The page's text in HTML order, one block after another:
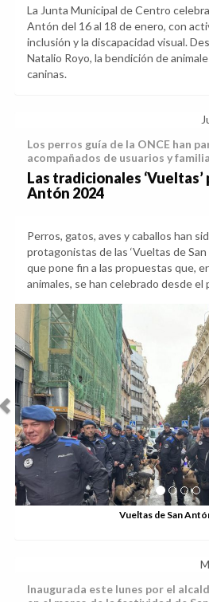
La Junta Municipal de Centro
Antón del 16 al 18 de enero, con
inclusión y la discapacidad visual.
Natalio Royo, la bendición de
caninas.
Los perros guía de la ONCE han
acompañados de usuarios y
Las tradicionales ‘Vueltas’
Antón 2024
Perros, gatos, aves y caballos han
protagonistas de las ‘Vueltas de
que pone fin a las propuestas que,
animales, se han celebrado desde el
Vueltas de San
Anterior
Inaugurada este lunes por el